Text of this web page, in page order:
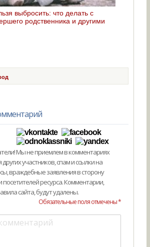
выбросить: что делать с
родственника и другими
Мы не приемлем в комментариях
участников, спам и ссылки на
враждебные заявления в сторону
ресурса. Комментарии,
сайта, будут удалены.
Обязательные поля отмечены *